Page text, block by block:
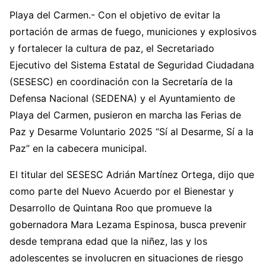
Playa del Carmen.- Con el objetivo de evitar la
portación de armas de fuego, municiones y explosivos
y fortalecer la cultura de paz, el Secretariado
Ejecutivo del Sistema Estatal de Seguridad Ciudadana
(SESESC) en coordinación con la Secretaría de la
Defensa Nacional (SEDENA) y el Ayuntamiento de
Playa del Carmen, pusieron en marcha las Ferias de
Paz y Desarme Voluntario 2025 “Sí al Desarme, Sí a la
Paz” en la cabecera municipal.
El titular del SESESC Adrián Martínez Ortega, dijo que
como parte del Nuevo Acuerdo por el Bienestar y
Desarrollo de Quintana Roo que promueve la
gobernadora Mara Lezama Espinosa, busca prevenir
desde temprana edad que la niñez, las y los
adolescentes se involucren en situaciones de riesgo